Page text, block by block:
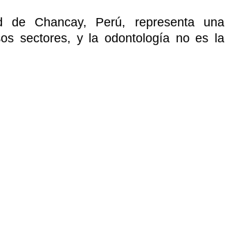
Chancay, Perú, representa una
sectores, y la odontología no es la